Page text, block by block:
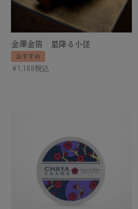
金澤金箔 星降る小径
おすすめ
¥1,188税込